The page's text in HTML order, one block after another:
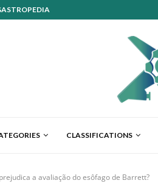
CLASSIFICATIONS
a avaliação do esôfago de Barrett?